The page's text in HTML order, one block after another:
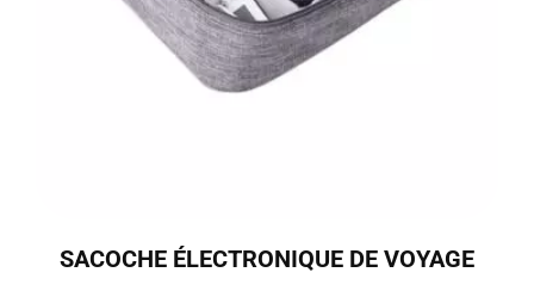
SACOCHE ÉLECTRONIQUE DE VOYAGE